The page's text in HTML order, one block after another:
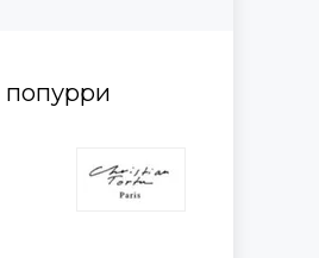
попурри